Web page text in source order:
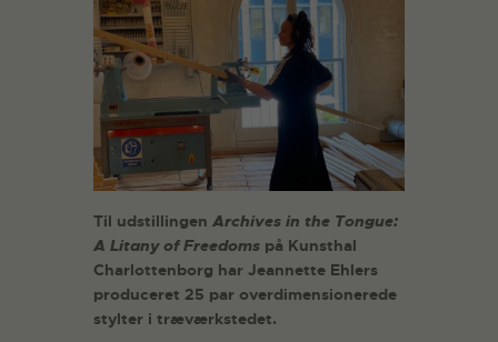
Til udstillingen Archives in the Tongue:
A Litany of Freedoms på Kunsthal
Charlottenborg har Jeannette Ehlers
produceret 25 par overdimensionerede
stylter i træværkstedet.